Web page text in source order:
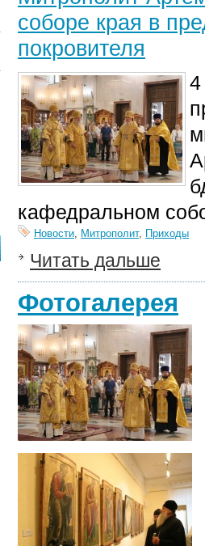
соборе края в
покровителя
4
кафедральном
Новости, Митрополит, Приходы
Читать дальше
Фотогалерея